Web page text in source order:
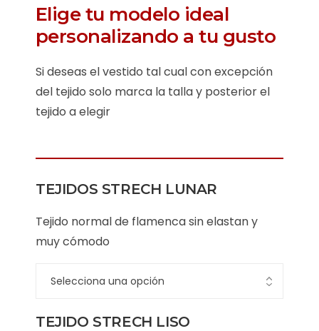
Elige tu modelo ideal
personalizando a tu gusto
Si deseas el vestido tal cual con excepción
del tejido solo marca la talla y posterior el
tejido a elegir
TEJIDOS STRECH LUNAR
Tejido normal de flamenca sin elastan y
muy cómodo
TEJIDO STRECH LISO